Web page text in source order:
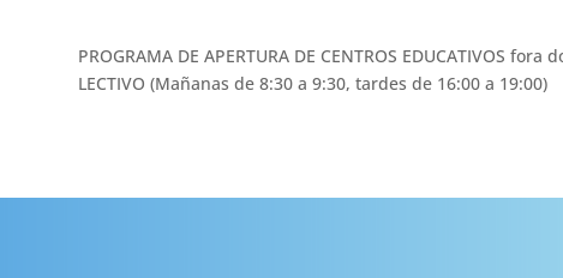
PROGRAMA DE APERTURA DE CENTROS EDUCATIVOS fora
LECTIVO (Mañanas de 8:30 a 9:30, tardes de 16:00 a 19:00)